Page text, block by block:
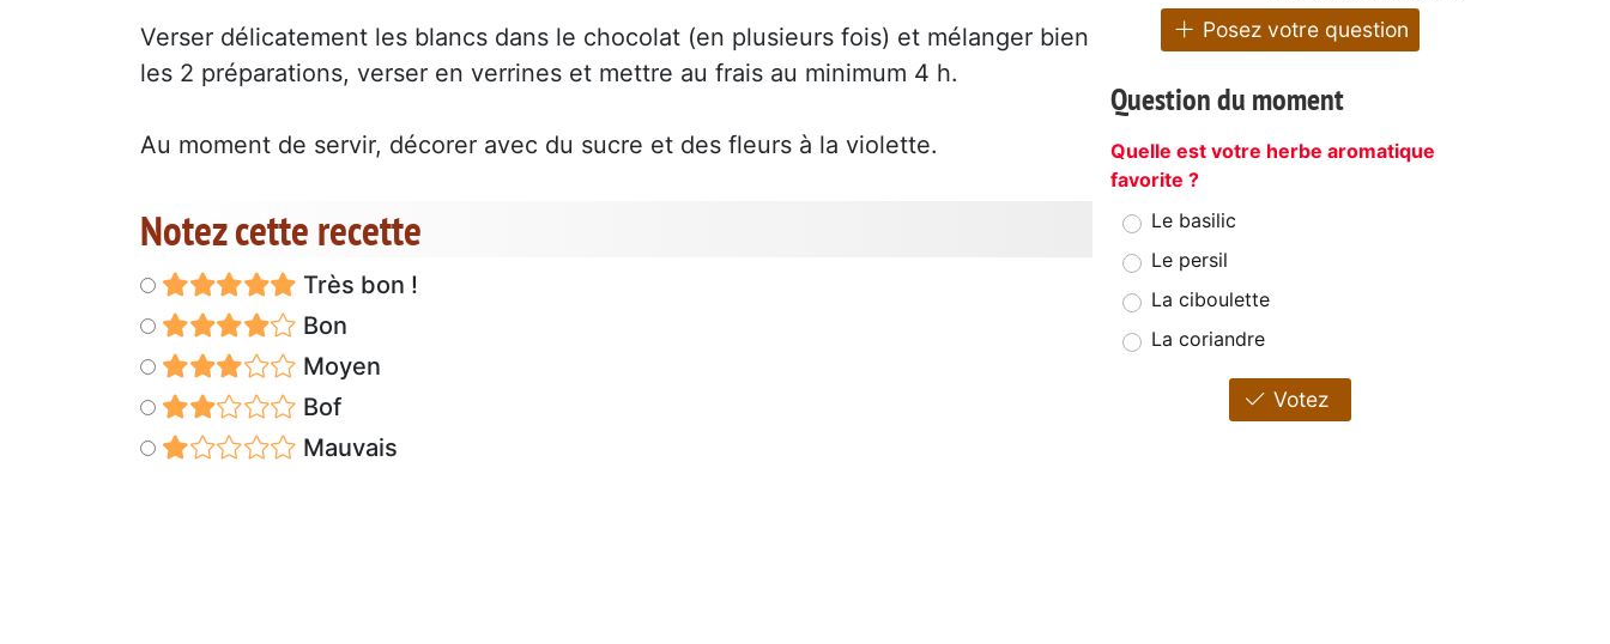
Verser délicatement les blancs dans le chocolat (en plusieurs fois) et mélanger bien
les 2 préparations, verser en verrines et mettre au frais au minimum 4 h.
Au moment de servir, décorer avec du sucre et des fleurs à la violette.
Notez cette recette
Très bon !
Bon
Moyen
Bof
Mauvais
Posez votre question
Question du moment
Quelle est votre herbe aromatique
favorite ?
Le basilic
Le persil
La ciboulette
La coriandre
Votez